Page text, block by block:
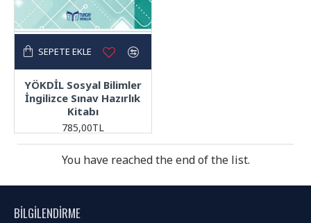
siyteyleyr
deyneytmey
boynuystu
veyreyn
deyneytmey
boynuystu
siyteyleyr
deyneytmey
siyteyleyr
YÖKDİL Sosyal Bilimler
İngilizce Sınav Hazırlık
Kitabı
785,00TL
SEPETE EKLE
You have reached the end of the list.
BILGILENDIRME